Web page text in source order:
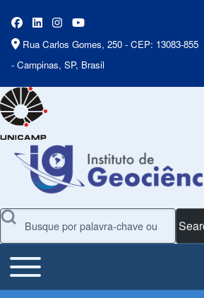
Rua Carlos Gomes, 250 - CEP: 13083-855
- Campinas, SP, Brasil
Search
Main Menu
Toggle main menu